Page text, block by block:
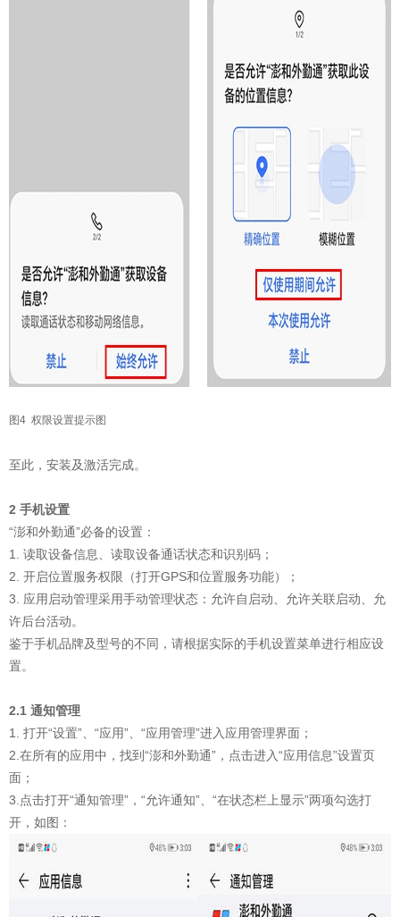
图4 权限设置提示图
至此，安装及激活完成。
2 手机设置
“澎和外勤通”必备的设置：
1. 读取设备信息、读取设备通话状态和识别码；
2. 开启位置服务权限（打开GPS和位置服务功能）；
3. 应用启动管理采用手动管理状态：允许自启动、允许关联启动、允
许后台活动。
鉴于手机品牌及型号的不同，请根据实际的手机设置菜单进行相应设
置。
2.1 通知管理
1. 打开“设置”、“应用”、“应用管理”进入应用管理界面；
2.在所有的应用中，找到“澎和外勤通”，点击进入“应用信息”设置页
面；
3.点击打开“通知管理”，“允许通知”、“在状态栏上显示”两项勾选打
开，如图：